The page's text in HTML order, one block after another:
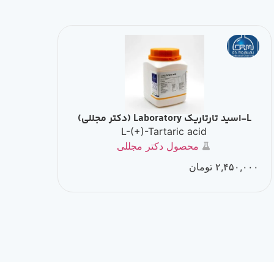
L-اسید تارتاريک Laboratory (دکتر مجللی)
L-(+)-Tartaric acid
محصول دکتر مجللی
۲,۴۵۰,۰۰۰ تومان